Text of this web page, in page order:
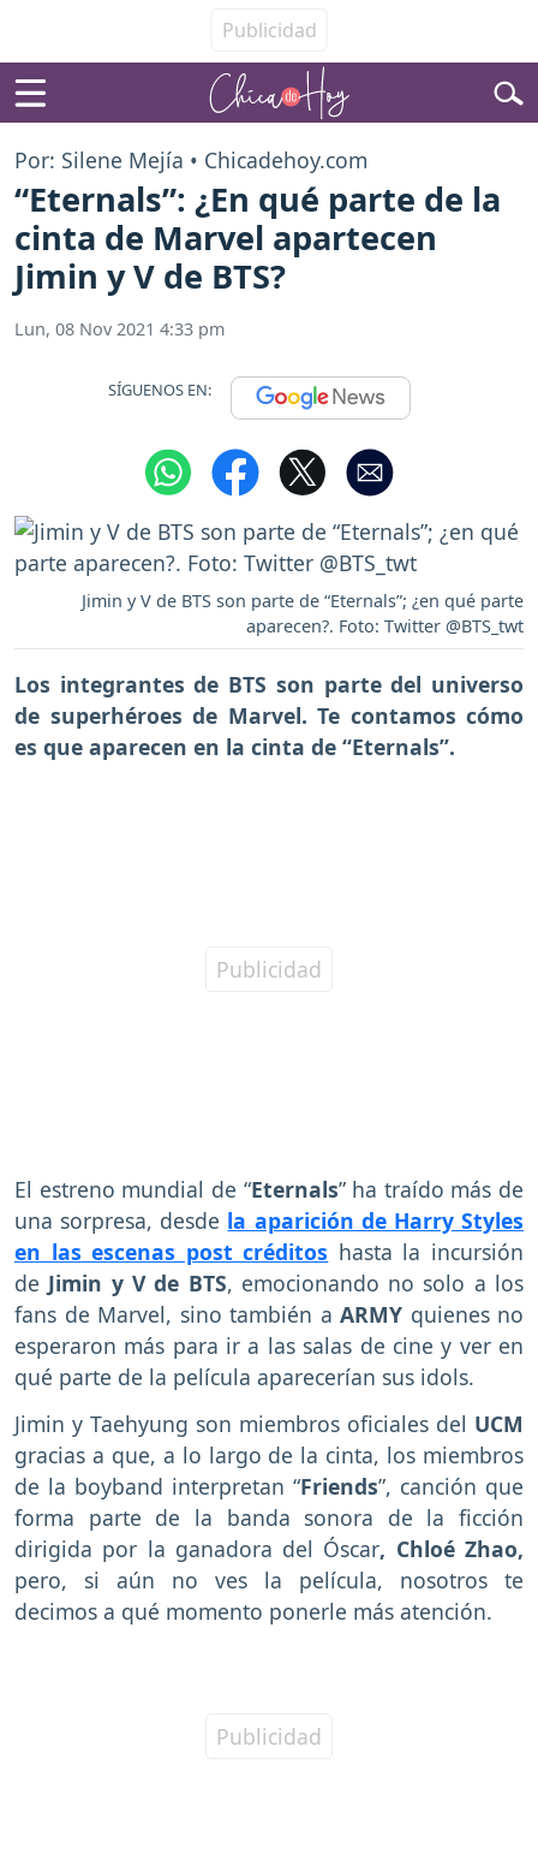
Por: Silene Mejía • Chicadehoy.com
“Eternals”: ¿En qué parte de la
cinta de Marvel apartecen
Jimin y V de BTS?
Lun, 08 Nov 2021 4:33 pm
SÍGUENOS EN:
Jimin y V de BTS son parte de “Eternals”; ¿en qué parte
aparecen?. Foto: Twitter @BTS_twt
Los integrantes de BTS son parte del universo
de superhéroes de Marvel. Te contamos cómo
es que aparecen en la cinta de “Eternals”.
El estreno mundial de “Eternals” ha traído más de
una sorpresa, desde la aparición de Harry Styles
en las escenas post créditos hasta la incursión
de Jimin y V de BTS, emocionando no solo a los
fans de Marvel, sino también a ARMY quienes no
esperaron más para ir a las salas de cine y ver en
qué parte de la película aparecerían sus idols.
Jimin y Taehyung son miembros oficiales del UCM
gracias a que, a lo largo de la cinta, los miembros
de la boyband interpretan “Friends”, canción que
forma parte de la banda sonora de la ficción
dirigida por la ganadora del Óscar, Chloé Zhao,
pero, si aún no ves la película, nosotros te
decimos a qué momento ponerle más atención.